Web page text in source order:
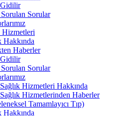
Gidilir
Sorulan Sorular
Hizmetleri
Haberler
Gidilir
Sorulan Sorular
Hizmetleri Hakkında
Hizmetlerinden Haberler
Tamamlayıcı Tıp)